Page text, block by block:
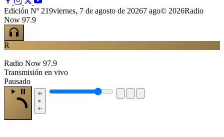
Edición Nº 219viernes, 7 de agosto de 20267 ago© 2026Radio
Now 97.9
R
Radio Now 97.9
Transmisión en vivo
Pausado